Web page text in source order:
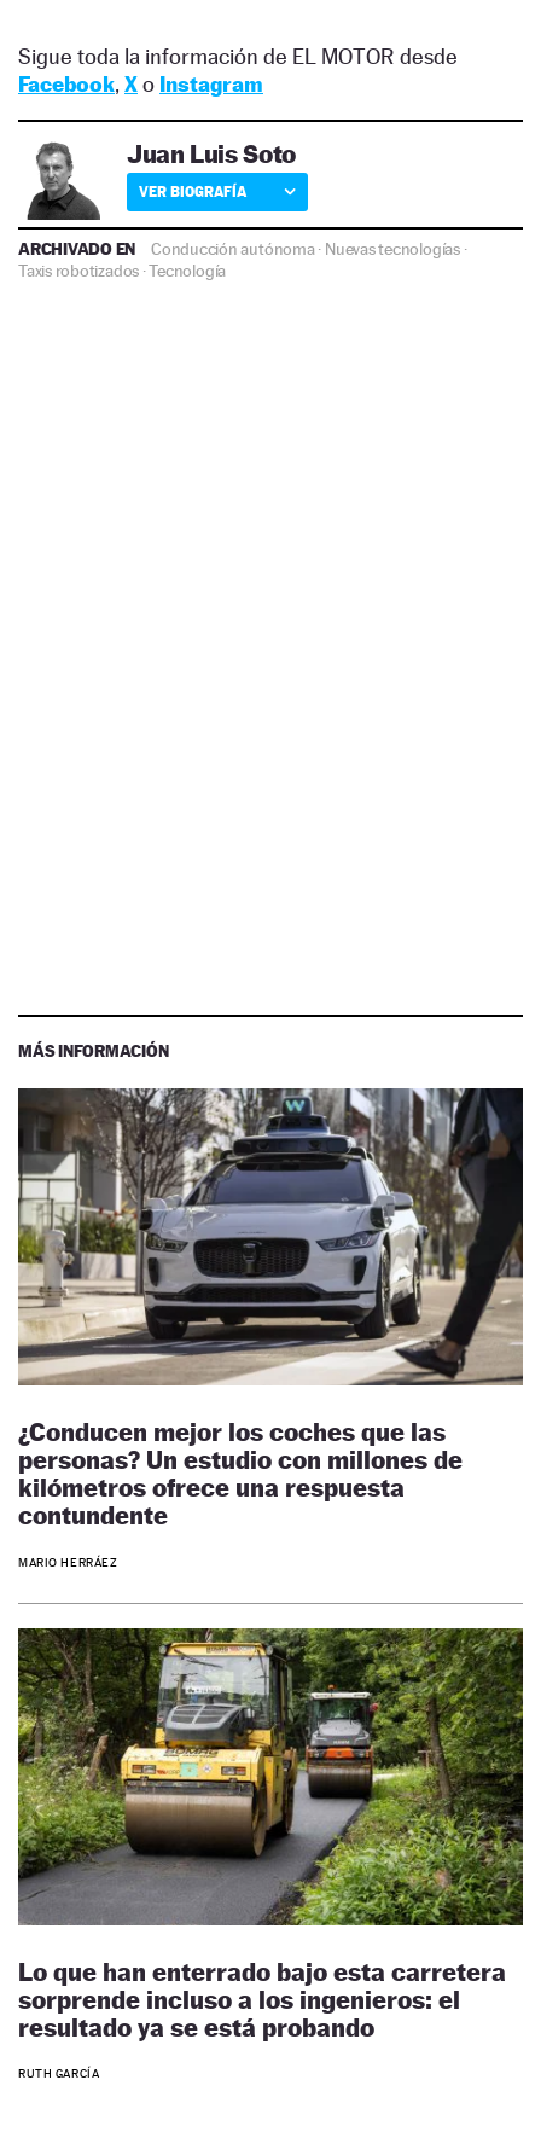
Sigue toda la información de EL MOTOR desde
Facebook, Xo Instagram
Juan Luis Soto
VER BIOGRAFÍA
ARCHIVADO EN Conducción autónoma· Nuevas tecnologías·
Taxis robotizados ·Tecnología
MÁS INFORMACIÓN
¿Conducen mejor los coches que las
personas? Un estudio con millones de
kilómetros ofrece una respuesta
contundente
MARIO HERRÁEZ
Lo que han enterrado bajo esta carretera
sorprende incluso a los ingenieros: el
resultado ya se está probando
RUTH GARCÍA